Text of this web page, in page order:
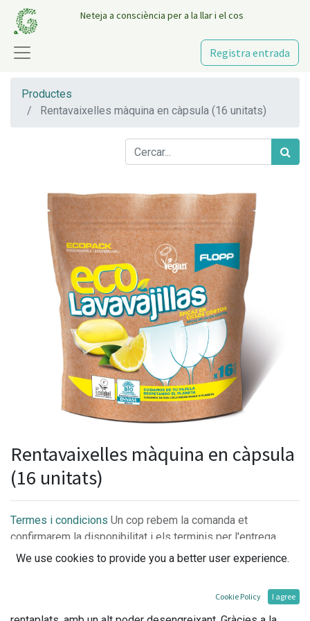
Neteja a consciència per a la llar i el cos
Registra entrada
Productes
Rentavaixelles màquina en càpsula (16 unitats)
Rentavaixelles màquina en càpsula
(16 unitats)
Termes i condicions Un cop rebem la comanda et
confirmarem la disponibilitat i els terminis per l'entrega.
Detergent rentavaixelles ecològic multifunció per a
We use cookies to provide you a better user experience.
Cookie Policy I agree